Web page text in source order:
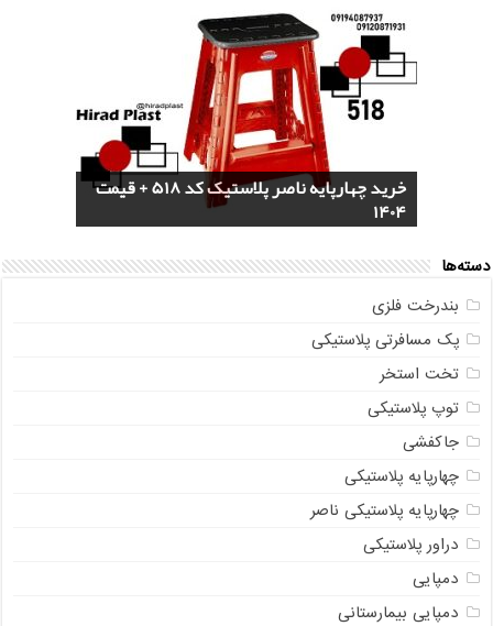
4 مدل گلدان پلاستیکی خورجینی + (عکس و
مشخصات)
خرید چهارپایه ناصر پلاستیک کد 518 + قیمت
1404
خرید گلدان پلاستیکی نشا به صورت عمده
پخش عمده صندلی پلاستیکی دسته دار 889
ناصر + قیمت روز
خرید سرویس جهیزیه پلاستیکی هوم کت +
مستقیم از تولیدی
دسته‌ها
بندرخت فلزی
پک مسافرتی پلاستیکی
تخت استخر
توپ پلاستیکی
جاکفشی
چهارپایه پلاستیکی
چهارپایه پلاستیکی ناصر
دراور پلاستیکی
دمپایی
دمپایی بیمارستانی